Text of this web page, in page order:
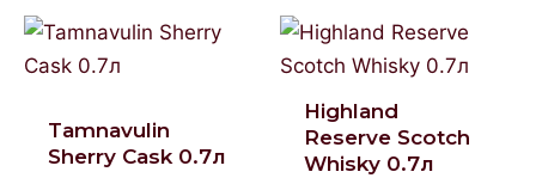
Tamnavulin
Sherry Cask 0.7л
Highland
Reserve Scotch
Whisky 0.7л